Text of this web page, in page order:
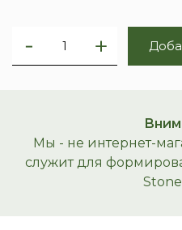
Мы - не интернет-
служит для